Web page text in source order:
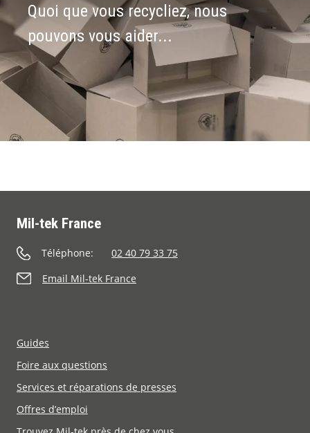
Quoi que vous recycliez, nous
pouvons vous aider...
Mil-tek France
Téléphone:
02 40 79 33 75
Email Mil-tek France
Guides
Foire aux questions
Services et réparations de presses
Offres d’emploi